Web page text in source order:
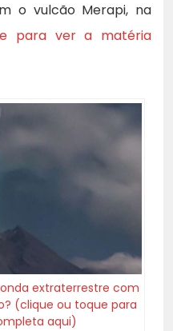
o vulcão Merapi, na
para ver a matéria
extraterrestre com
(clique ou toque para
aqui)